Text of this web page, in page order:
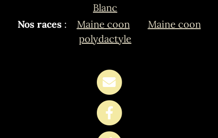
Blanc
Nos races : Maine coon
Maine coon
polydactyle